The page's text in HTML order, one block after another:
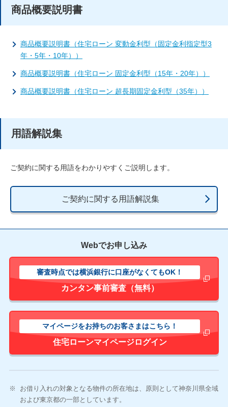
商品概要説明書
商品概要説明書（住宅ローン 変動金利型（固定金利指定型3
年・5年・10年））
商品概要説明書（住宅ローン 固定金利型（15年・20年））
商品概要説明書（住宅ローン 超長期固定金利型（35年））
用語解説集
ご契約に関する用語をわかりやすくご説明します。
ご契約に関する用語解説集
Webでお申し込み
審査時点では横浜銀行に口座がなくてもOK！
カンタン事前審査（無料）
新しいウ
マイページをお持ちのお客さまはこちら！
住宅ローンマイページログイン
新しいウ
※
お借り入れの対象となる物件の所在地は、原則として神奈川県全域
および東京都の一部としています。